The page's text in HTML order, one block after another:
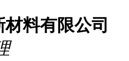
料有限公司